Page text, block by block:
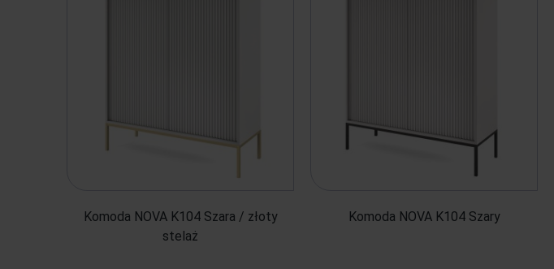
Komoda NOVA K104 Szara / złoty
stelaż
Komoda NOVA K104 Szary